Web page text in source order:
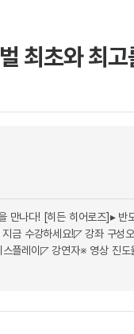
서비스도움말
최초와 최고
나다! [히든 히어로즈]▸ 반
금 수강하세요!◸ 강좌 구성
스플레이◸ 강연자※ 영상 진